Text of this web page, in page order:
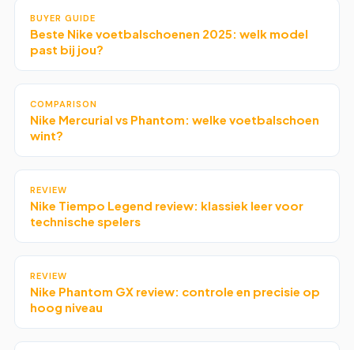
BUYER GUIDE
Beste Nike voetbalschoenen 2025: welk model
past bij jou?
COMPARISON
Nike Mercurial vs Phantom: welke voetbalschoen
wint?
REVIEW
Nike Tiempo Legend review: klassiek leer voor
technische spelers
REVIEW
Nike Phantom GX review: controle en precisie op
hoog niveau